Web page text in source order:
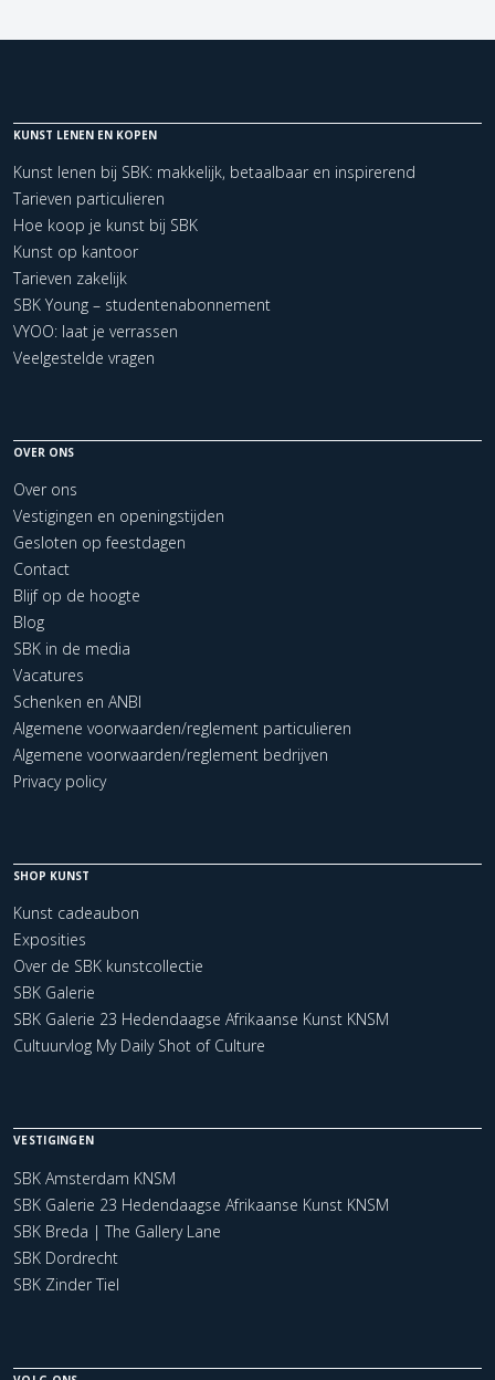
KUNST LENEN EN KOPEN
Kunst lenen bij SBK: makkelijk, betaalbaar en inspirerend
Tarieven particulieren
Hoe koop je kunst bij SBK
Kunst op kantoor
Tarieven zakelijk
SBK Young – studentenabonnement
VYOO: laat je verrassen
Veelgestelde vragen
OVER ONS
Over ons
Vestigingen en openingstijden
Gesloten op feestdagen
Contact
Blijf op de hoogte
Blog
SBK in de media
Vacatures
Schenken en ANBI
Algemene voorwaarden/reglement particulieren
Algemene voorwaarden/reglement bedrijven
Privacy policy
SHOP KUNST
Kunst cadeaubon
Exposities
Over de SBK kunstcollectie
SBK Galerie
SBK Galerie 23 Hedendaagse Afrikaanse Kunst KNSM
Cultuurvlog My Daily Shot of Culture
VESTIGINGEN
SBK Amsterdam KNSM
SBK Galerie 23 Hedendaagse Afrikaanse Kunst KNSM
SBK Breda | The Gallery Lane
SBK Dordrecht
SBK Zinder Tiel